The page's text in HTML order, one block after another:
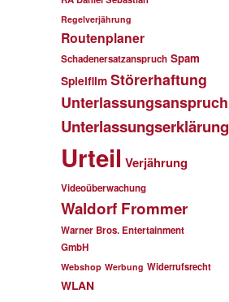
Regelverjährung
Routenplaner
Schadenersatzanspruch Spam
Spielfilm Störerhaftung
Unterlassungsanspruch
Unterlassungserklärung
Urteil Verjährung
Videoüberwachung
Waldorf Frommer
Warner Bros. Entertainment
GmbH
Webshop Werbung Widerrufsrecht
WLAN